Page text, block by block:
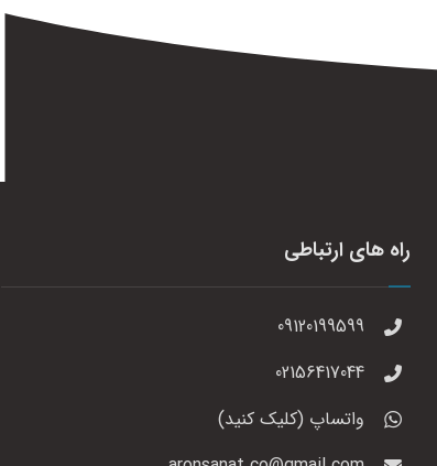
راه های ارتباطی
09120199599
02156417044
واتساپ (کلیک کنید)